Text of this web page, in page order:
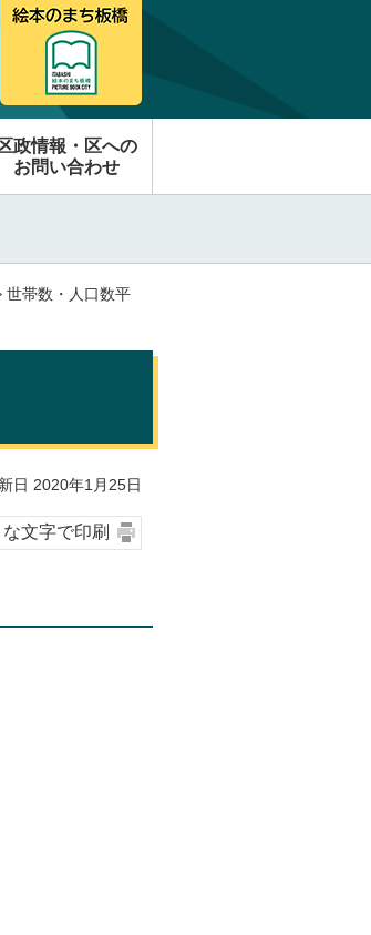
区政情報・区への
お問い合わせ
世帯数・人口数平
日 2020年1月25日
文字で印刷